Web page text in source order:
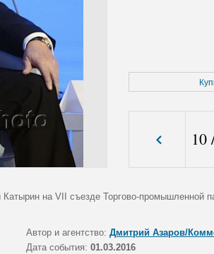
10
на VII съезде Торгово-промышленной
Автор и агентство: Дмитрий Азаров/
Дата события: 01.03.2016